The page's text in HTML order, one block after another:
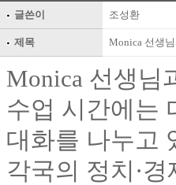
글쓴이 조성환
제목 Monica 선생
Monica 선생님
수업 시간에는
대화를 나누고
각국의 정치·